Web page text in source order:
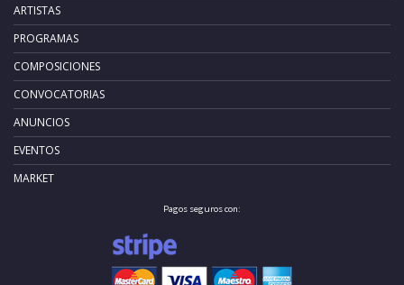
ARTISTAS
PROGRAMAS
COMPOSICIONES
CONVOCATORIAS
ANUNCIOS
EVENTOS
MARKET
Pagos seguros con: